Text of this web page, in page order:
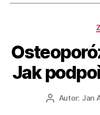
Jak
AutorAutor: Jan